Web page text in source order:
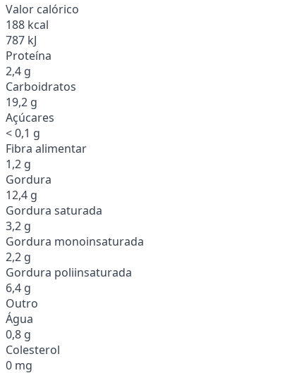
Valor calórico
188 kcal
787 kJ
Proteína
2,4 g
Carboidratos
19,2 g
Açúcares
< 0,1 g
Fibra alimentar
1,2 g
Gordura
12,4 g
Gordura saturada
3,2 g
Gordura monoinsaturada
2,2 g
Gordura poliinsaturada
6,4 g
Outro
Água
0,8 g
Colesterol
0 mg